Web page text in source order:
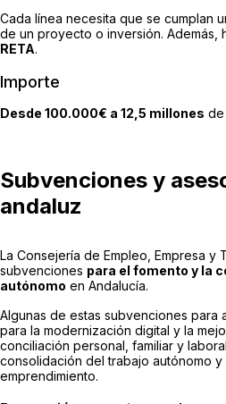
Cada línea necesita que se cumplan
de un proyecto o inversión. Además,
RETA.
Importe
Desde 100.000€ a 12,5 millones de
Subvenciones y
andaluz
La Consejería de Empleo, Empresa y
subvenciones para el fomento y la
autónomo en Andalucía.
Algunas de estas subvenciones para
para la modernización digital y la
conciliación personal, familiar y
consolidación del trabajo autónomo y
emprendimiento.